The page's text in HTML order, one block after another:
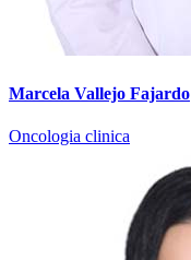
Marcela Vallejo Fajardo
Oncologia clinica